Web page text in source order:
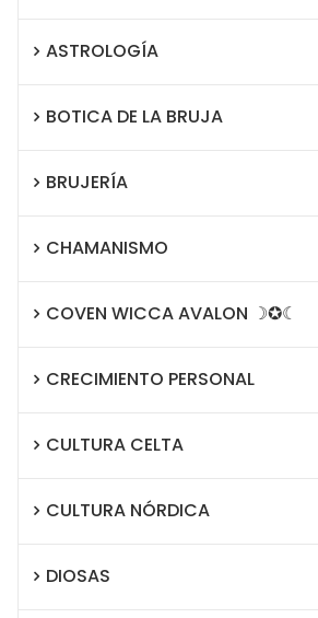
ASTROLOGÍA
BOTICA DE LA BRUJA
BRUJERÍA
CHAMANISMO
COVEN WICCA AVALON ☽✪☾
CRECIMIENTO PERSONAL
CULTURA CELTA
CULTURA NÓRDICA
DIOSAS